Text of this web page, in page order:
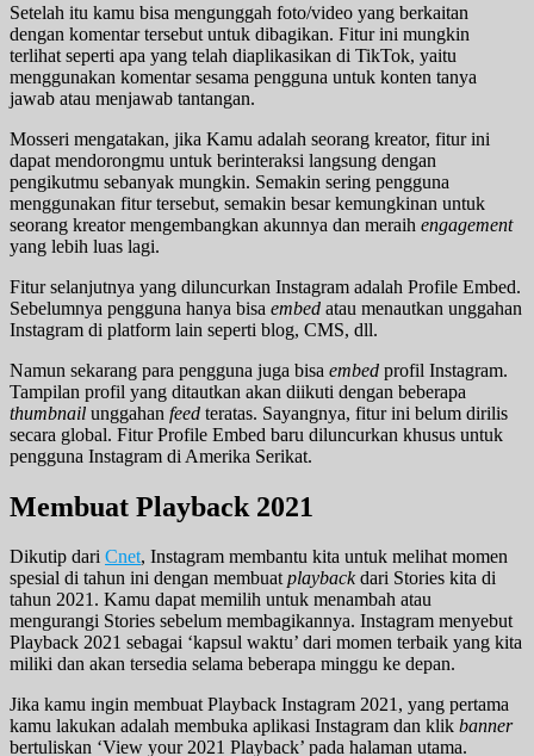
Setelah itu kamu bisa mengunggah foto/video yang berkaitan
dengan komentar tersebut untuk dibagikan. Fitur ini mungkin
terlihat seperti apa yang telah diaplikasikan di TikTok, yaitu
menggunakan komentar sesama pengguna untuk konten tanya
jawab atau menjawab tantangan.
Mosseri mengatakan, jika Kamu adalah seorang kreator, fitur ini
dapat mendorongmu untuk berinteraksi langsung dengan
pengikutmu sebanyak mungkin. Semakin sering pengguna
menggunakan fitur tersebut, semakin besar kemungkinan untuk
seorang kreator mengembangkan akunnya dan meraih engagement
yang lebih luas lagi.
Fitur selanjutnya yang diluncurkan Instagram adalah Profile Embed.
Sebelumnya pengguna hanya bisa embed atau menautkan unggahan
Instagram di platform lain seperti blog, CMS, dll.
Namun sekarang para pengguna juga bisa embed profil Instagram.
Tampilan profil yang ditautkan akan diikuti dengan beberapa
thumbnail unggahan feed teratas. Sayangnya, fitur ini belum dirilis
secara global. Fitur Profile Embed baru diluncurkan khusus untuk
pengguna Instagram di Amerika Serikat.
Membuat Playback 2021
Dikutip dari Cnet, Instagram membantu kita untuk melihat momen
spesial di tahun ini dengan membuatplaybackdari Stories kita di
tahun 2021. Kamu dapat memilih untuk menambah atau
mengurangi Stories sebelum membagikannya. Instagram menyebut
Playback 2021 sebagai ‘kapsul waktu’ dari momen terbaik yang kita
miliki dan akan tersedia selama beberapa minggu ke depan.
Jika kamu ingin membuat Playback Instagram 2021, yang pertama
kamu lakukan adalah membuka aplikasi Instagram dan klik banner
bertuliskan ‘View your 2021 Playback’ pada halaman utama.